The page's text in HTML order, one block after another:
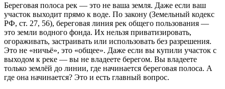
Береговая полоса рек — это не ваша земля. Даже если ваш
участок выходит прямо к воде. По закону (Земельный кодекс
РФ, ст. 27, 56), береговая линия рек общего пользования —
это земли водного фонда. Их нельзя приватизировать,
огораживать, застраивать или использовать без разрешения.
Это не «ничьё», это «общее». Даже если вы купили участок с
выходом к реке — вы не владеете берегом. Вы владеете
только землёй до линии, где начинается береговая полоса. А
где она начинается? Это и есть главный вопрос.